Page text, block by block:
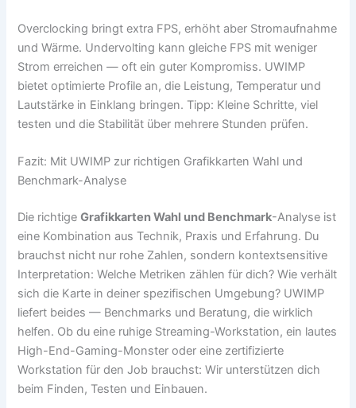
Overclocking bringt extra FPS, erhöht aber Stromaufnahme
und Wärme. Undervolting kann gleiche FPS mit weniger
Strom erreichen — oft ein guter Kompromiss. UWIMP
bietet optimierte Profile an, die Leistung, Temperatur und
Lautstärke in Einklang bringen. Tipp: Kleine Schritte, viel
testen und die Stabilität über mehrere Stunden prüfen.
Fazit: Mit UWIMP zur richtigen Grafikkarten Wahl und
Benchmark-Analyse
Die richtigeGrafikkarten Wahl und Benchmark-Analyse ist
eine Kombination aus Technik, Praxis und Erfahrung. Du
brauchst nicht nur rohe Zahlen, sondern kontextsensitive
Interpretation: Welche Metriken zählen für dich? Wie verhält
sich die Karte in deiner spezifischen Umgebung? UWIMP
liefert beides — Benchmarks und Beratung, die wirklich
helfen. Ob du eine ruhige Streaming-Workstation, ein lautes
High-End-Gaming-Monster oder eine zertifizierte
Workstation für den Job brauchst: Wir unterstützen dich
beim Finden, Testen und Einbauen.